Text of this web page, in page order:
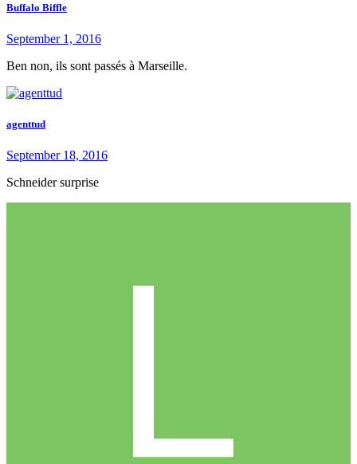
Buffalo Biffle
September 1, 2016
Ben non, ils sont passés à Marseille.
agenttud
September 18, 2016
Schneider surprise